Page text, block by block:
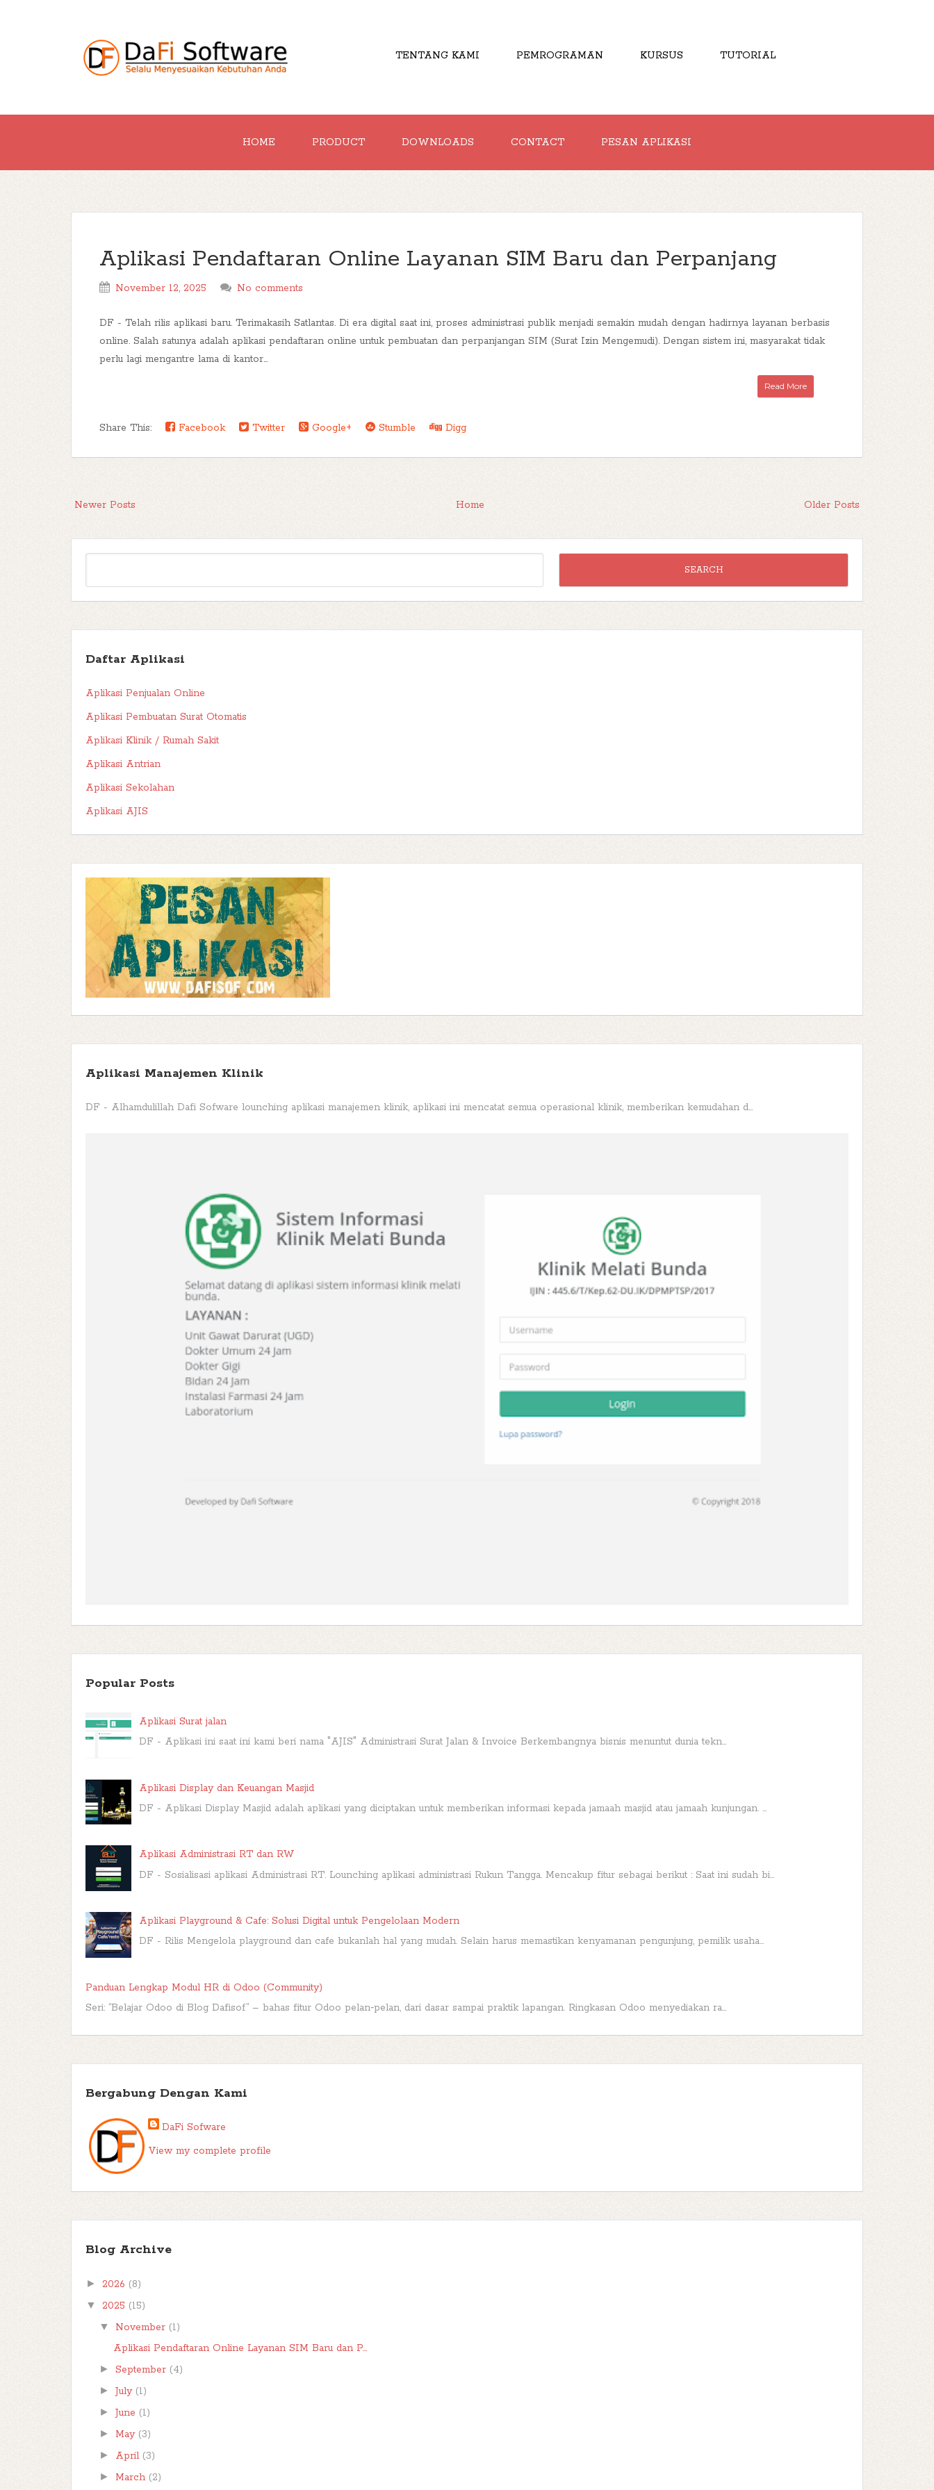
TENTANG KAMI PEMROGRAMAN KURSUS TUTORIAL
HOME PRODUCT DOWNLOADS CONTACT PESAN APLIKASI
Aplikasi Pendaftaran Online Layanan SIM Baru dan Perpanjang
November 12, 2025 No comments
DF - Telah rilis aplikasi baru. Terimakasih Satlantas. Di era digital saat ini, proses administrasi publik menjadi semakin mudah dengan hadirnya layanan berbasis
online. Salah satunya adalah aplikasi pendaftaran online untuk pembuatan dan perpanjangan SIM (Surat Izin Mengemudi). Dengan sistem ini, masyarakat tidak
perlu lagi mengantre lama di kantor...
Read More
Share This: Facebook Twitter Google+ Stumble Digg
Newer Posts Older Posts
Home
Daftar Aplikasi
Aplikasi Penjualan Online
Aplikasi Pembuatan Surat Otomatis
Aplikasi Klinik / Rumah Sakit
Aplikasi Antrian
Aplikasi Sekolahan
Aplikasi AJIS
Aplikasi Manajemen Klinik
DF - Alhamdulillah Dafi Sofware lounching aplikasi manajemen klinik, aplikasi ini mencatat semua operasional klinik, memberikan kemudahan d...
Popular Posts
Aplikasi Surat jalan
DF - Aplikasi ini saat ini kami beri nama "AJIS" Administrasi Surat Jalan & Invoice Berkembangnya bisnis menuntut dunia tekn...
Aplikasi Display dan Keuangan Masjid
DF - Aplikasi Display Masjid adalah aplikasi yang diciptakan untuk memberikan informasi kepada jamaah masjid atau jamaah kunjungan. ...
Aplikasi Administrasi RT dan RW
DF - Sosialisasi aplikasi Administrasi RT. Lounching aplikasi administrasi Rukun Tangga. Mencakup fitur sebagai berikut : Saat ini sudah bi...
Aplikasi Playground & Cafe: Solusi Digital untuk Pengelolaan Modern
DF - Rilis Mengelola playground dan cafe bukanlah hal yang mudah. Selain harus memastikan kenyamanan pengunjung, pemilik usaha...
Panduan Lengkap Modul HR di Odoo (Community)
Seri: “Belajar Odoo di Blog Dafisof” – bahas fitur Odoo pelan‑pelan, dari dasar sampai praktik lapangan. Ringkasan Odoo menyediakan ra...
Bergabung Dengan Kami
DaFi Sofware
View my complete profile
Blog Archive
► 2026 (8)
▼ 2025 (15)
▼ November (1)
Aplikasi Pendaftaran Online Layanan SIM Baru dan P...
►September (4)
►July (1)
►June (1)
► May (3)
► April (3)
► March (2)